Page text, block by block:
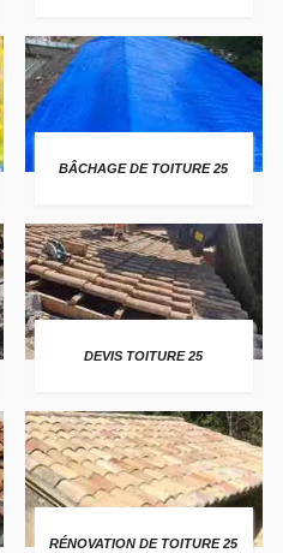
BÂCHAGE DE TOITURE 25
DEVIS TOITURE 25
RÉNOVATION DE TOITURE 25